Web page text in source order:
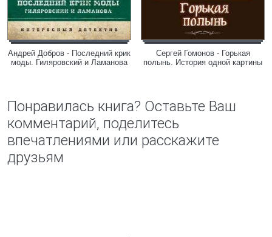
Андрей Добров - Последний крик
моды. Гиляровский и Ламанова
Сергей Гомонов - Горькая
полынь. История одной картины
Понравилась книга? Оставьте Ваш
комментарий, поделитесь
впечатлениями или расскажите
друзьям